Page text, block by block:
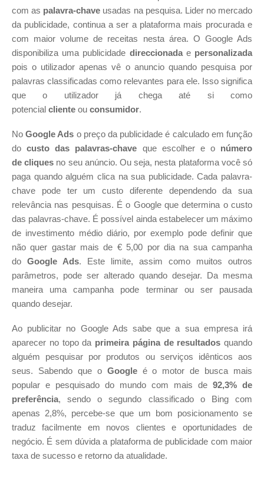
com as palavra-chave usadas na pesquisa. Lider no mercado
da publicidade, continua a ser a plataforma mais procurada e
com maior volume de receitas nesta área. O Google Ads
disponibiliza uma publicidade direccionadae personalizada
pois o utilizador apenas vê o anuncio quando pesquisa por
palavras classificadas como relevantes para ele. Isso significa
que o utilizador já chega até si como
potencial cliente ou consumidor.
NoGoogle Ads o preço da publicidade é calculado em função
docusto das palavras-chave que escolher e o número
de cliques no seu anúncio. Ou seja, nesta plataforma você só
paga quando alguém clica na sua publicidade. Cada palavra-
chave pode ter um custo diferente dependendo da sua
relevância nas pesquisas. É o Google que determina o custo
das palavras-chave. É possível ainda estabelecer um máximo
de investimento médio diário, por exemplo pode definir que
não quer gastar mais de € 5,00 por dia na sua campanha
do Google Ads. Este limite, assim como muitos outros
parâmetros, pode ser alterado quando desejar. Da mesma
maneira uma campanha pode terminar ou ser pausada
quando desejar.
Ao publicitar no Google Ads sabe que a sua empresa irá
aparecer no topo da primeira página de resultados quando
alguém pesquisar por produtos ou serviços idênticos aos
seus. Sabendo que o Google é o motor de busca mais
popular e pesquisado do mundo com mais de 92,3% de
preferência, sendo o segundo classificado o Bing com
apenas 2,8%, percebe-se que um bom posicionamento se
traduz facilmente em novos clientes e oportunidades de
negócio. É sem dúvida a plataforma de publicidade com maior
taxa de sucesso e retorno da atualidade.